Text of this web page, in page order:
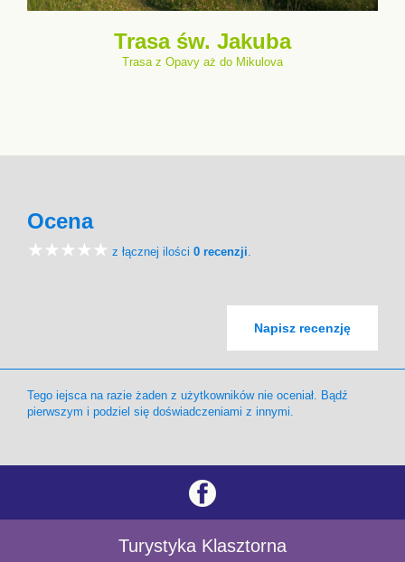
Trasa św. Jakuba
Trasa z Opavy aż do Mikulova
Ocena
z łącznej ilości 0 recenzji.
Napisz recenzję
Tego iejsca na razie żaden z użytkowników nie oceniał. Bądź
pierwszym i podziel się doświadczeniami z innymi.
Turystyka Klasztorna